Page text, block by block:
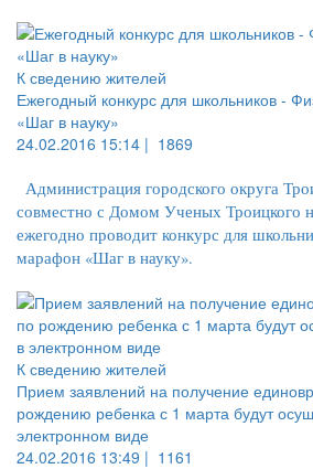
К сведению жителей
Ежегодный конкурс для школьников -
«Шаг в науку»
24.02.2016 15:14 | 1869
Администрация городского округа
совместно с Домом Ученых Троицкого
ежегодно проводит конкурс для
марафон «Шаг в науку».
К сведению жителей
Прием заявлений на получение
рождению ребенка с 1 марта будут
электронном виде
24.02.2016 13:49 | 1161